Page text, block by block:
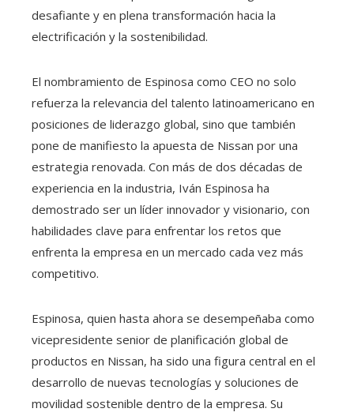
desafiante y en plena transformación hacia la
electrificación y la sostenibilidad.
El nombramiento de Espinosa como CEO no solo
refuerza la relevancia del talento latinoamericano en
posiciones de liderazgo global, sino que también
pone de manifiesto la apuesta de Nissan por una
estrategia renovada. Con más de dos décadas de
experiencia en la industria, Iván Espinosa ha
demostrado ser un líder innovador y visionario, con
habilidades clave para enfrentar los retos que
enfrenta la empresa en un mercado cada vez más
competitivo.
Espinosa, quien hasta ahora se desempeñaba como
vicepresidente senior de planificación global de
productos en Nissan, ha sido una figura central en el
desarrollo de nuevas tecnologías y soluciones de
movilidad sostenible dentro de la empresa. Su